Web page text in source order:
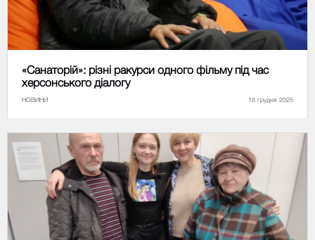
«Санаторій»: різні ракурси одного фільму під час
херсонського діалогу
НОВИНИ 18 грудня 2025